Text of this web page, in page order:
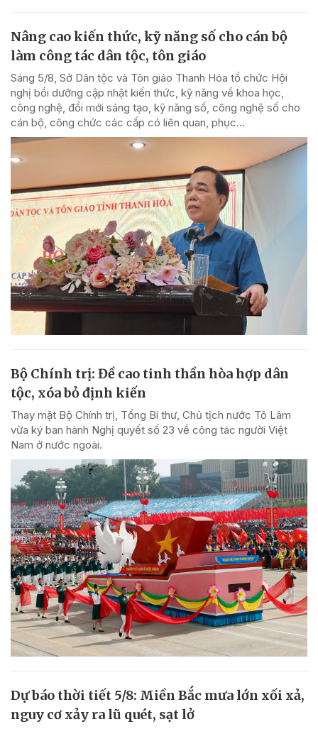
Nâng cao kiến thức, kỹ năng số cho cán bộ
làm công tác dân tộc, tôn giáo
Sáng 5/8, Sở Dân tộc và Tôn giáo Thanh Hóa tổ chức Hội
nghị bồi dưỡng cập nhật kiến thức, kỹ năng về khoa học,
công nghệ, đổi mới sáng tạo, kỹ năng số, công nghệ số cho
cán bộ, công chức các cấp có liên quan, phục...
Bộ Chính trị: Đề cao tinh thần hòa hợp dân
tộc, xóa bỏ định kiến
Thay mặt Bộ Chính trị, Tổng Bí thư, Chủ tịch nước Tô Lâm
vừa ký ban hành Nghị quyết số 23 về công tác người Việt
Nam ở nước ngoài.
Dự báo thời tiết 5/8: Miền Bắc mưa lớn xối xả,
nguy cơ xảy ra lũ quét, sạt lở